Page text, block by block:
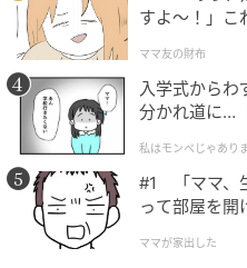
今年大流行のレーストップ
の主張が強いと周りとの“
れど、洗練されたあしら
のワンツーコーデで過ご
すよ〜！」こ
ママ友の財布
入学式からわ
分かれ道に…
私はモンペじゃあり
#1 「ママ、
って部屋を開
ママが家出した